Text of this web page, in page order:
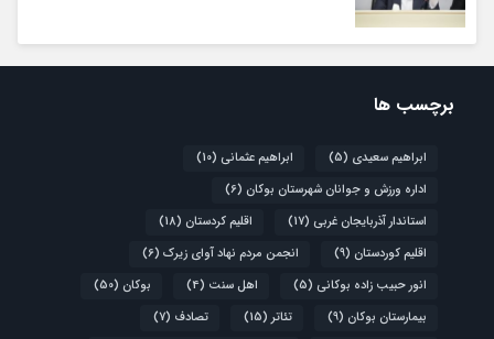
برچسب ها
ابراهیم سعیدی (5) ابراهیم عثمانی (10)
اداره ورزش و جوانان شهرستان بوکان (6)
استاندار آذربایجان غربی (17) اقلیم کردستان (18)
اقلیم کوردستان (9) انجمن مردم نهاد آوای زیرک (6)
انور حبیب زاده بوکانی (5) اهل سنت (4) بوکان (50)
بیمارستان بوکان (9) تئاتر (15) تصادف (7)